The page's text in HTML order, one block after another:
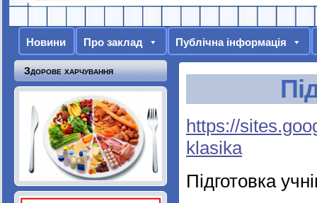
Новини Про заклад Публічна інформація
Здорове харчування
https://
klasika
Підготовка